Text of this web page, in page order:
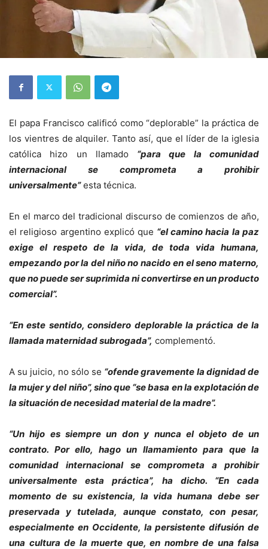
El papa Francisco calificó como “deplorable” la práctica de
los vientres de alquiler. Tanto así, que el líder de la iglesia
católica hizo un llamado “para que la comunidad
internacional se comprometa a prohibir
universalmente”esta técnica.
En el marco del tradicional discurso de comienzos de año,
el religioso argentino explicó que “el camino hacia la paz
exige el respeto de la vida, de toda vida humana,
empezando por la del niño no nacido en el seno materno,
que no puede ser suprimida ni convertirse en un producto
comercial”.
“En este sentido, considero deplorable la práctica de la
llamada maternidad subrogada”, complementó.
A su juicio, no sólo se “ofende gravemente la dignidad de
la mujer y del niño”, sino que “se basa en la explotación de
la situación de necesidad material de la madre”.
“Un hijo es siempre un don y nunca el objeto de un
contrato. Por ello, hago un llamamiento para que la
comunidad internacional se comprometa a prohibir
universalmente esta práctica”, ha dicho. “En cada
momento de su existencia, la vida humana debe ser
preservada y tutelada, aunque constato, con pesar,
especialmente en Occidente, la persistente difusión de
una cultura de la muerte que, en nombre de una falsa